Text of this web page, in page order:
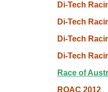
Di-Tech
Di-Tech
Di-Tech
Di-Tech
Race of
ROAC 2012